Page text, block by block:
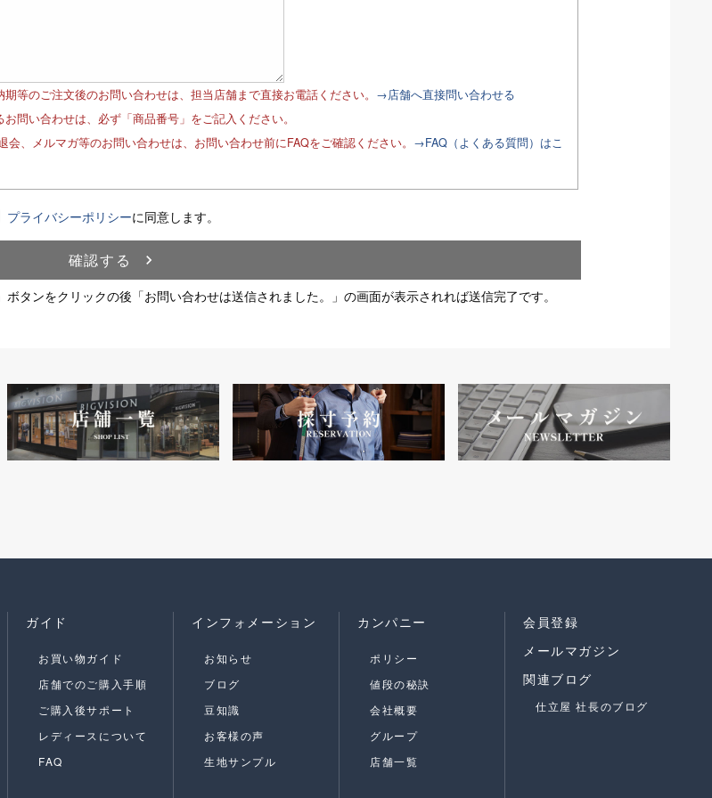
等のご注文後のお問い合わせは、担当店舗まで直接お電話ください。 →店舗へ直接問い合わせる
問い合わせは、必ず「商品番号」をご記入ください。
会、メルマガ等のお問い合わせは、お問い合わせ前にFAQをご確認ください。 →FAQ（よくある質問）はこ
プライバシーポリシーに同意します。
確認する
navigate_next
タンをクリックの後「お問い合わせは送信されました。」の画面が表示されれば送信完了です。
ガイド
お買い物ガイド
店舗でのご購入手順
ご購入後サポート
レディースについて
FAQ
インフォメーション
お知らせ
ブログ
豆知識
お客様の声
生地サンプル
カンパニー
ポリシー
値段の秘訣
会社概要
グループ
店舗一覧
会員登録
メールマガジン
関連ブログ
仕立屋 社長のブログ